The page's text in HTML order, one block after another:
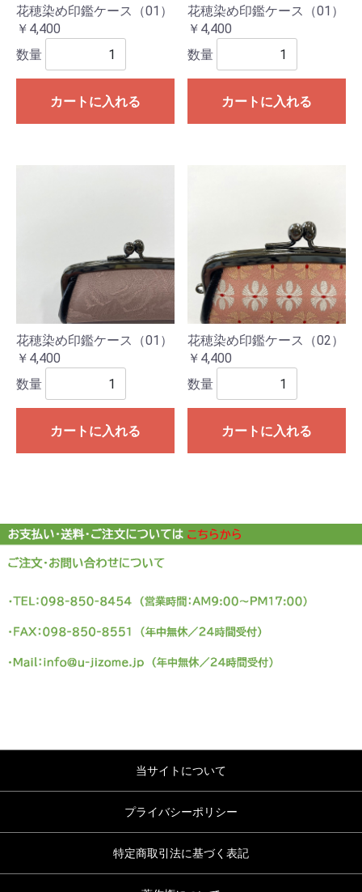
花穂染め印鑑ケース（01）
￥4,400
数量
カートに入れる
花穂染め印鑑ケース（01）
￥4,400
数量
カートに入れる
花穂染め印鑑ケース（01）
￥4,400
数量
カートに入れる
花穂染め印鑑ケース（02）
￥4,400
数量
カートに入れる
当サイトについて
プライバシーポリシー
特定商取引法に基づく表記